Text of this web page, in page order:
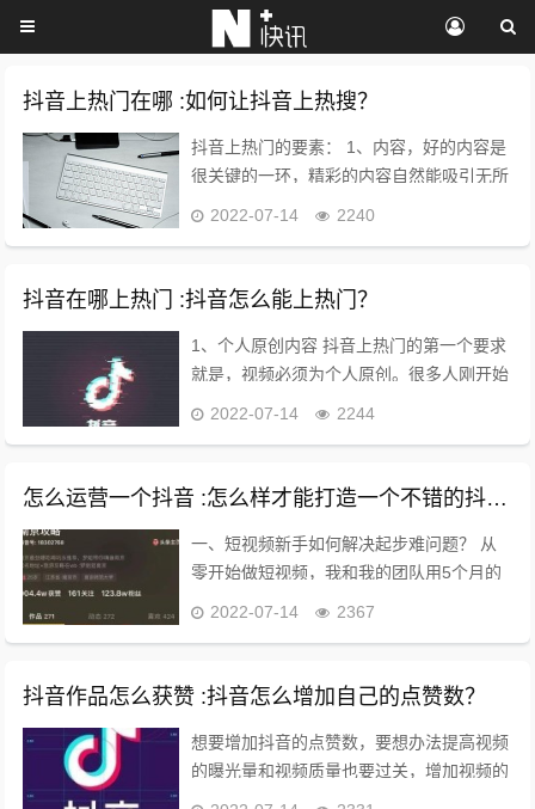
抖音上热门在哪 :如何让抖音上热搜？
抖音上热门的要素： 1、内容，好的内容是
很关键的一环，精彩的内容自然能吸引无所
奏，那...
2022-07-14 2240
抖音在哪上热门 :抖音怎么能上热门？
1、个人原创内容 抖音上热门的第一个要求
就是，视频必须为个人原创。很多人刚开始
机器抓出...
2022-07-14 2244
怎么运营一个抖音 :怎么样才能打造一个不错的抖音运营团队，需要一些什么配置？
一、短视频新手如何解决起步难问题？ 从
零开始做短视频，我和我的团队用5个月的
是...
2022-07-14 2367
抖音作品怎么获赞 :抖音怎么增加自己的点赞数？
想要增加抖音的点赞数，要想办法提高视频
的曝光量和视频质量也要过关，增加视频的